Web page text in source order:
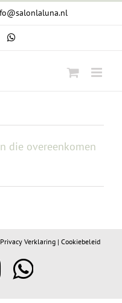
WhatsApp
die overeenkomen
Privacy Verklaring| Cookiebeleid
Instagram